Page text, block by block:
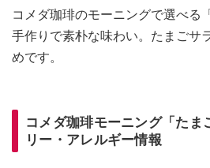
コメダ珈琲のモーニングで選べる
手作りで素朴な味わい。たまごサ
めです。
コメダ珈琲モーニング「たま
リー・アレルギー情報